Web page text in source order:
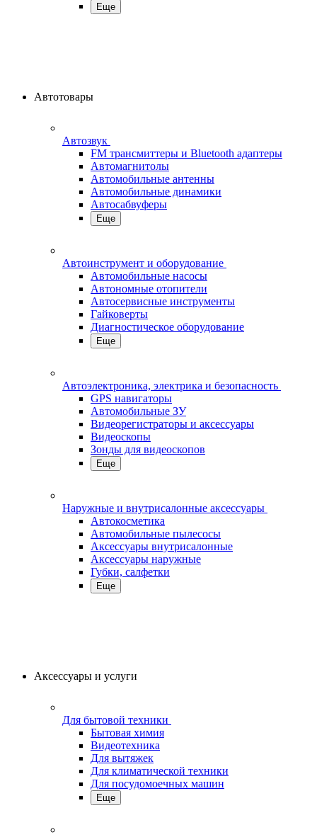
Еще
Автотовары
Автозвук
FM трансмиттеры и Bluetooth адаптеры
Автомагнитолы
Автомобильные антенны
Автомобильные динамики
Автосабвуферы
Еще
Автоинструмент и оборудование
Автомобильные насосы
Автономные отопители
Автосервисные инструменты
Гайковерты
Диагностическое оборудование
Еще
Автоэлектроника, электрика и безопасность
GPS навигаторы
Автомобильные ЗУ
Видеорегистраторы и аксессуары
Видеоскопы
Зонды для видеоскопов
Еще
Наружные и внутрисалонные аксессуары
Автокосметика
Автомобильные пылесосы
Аксесcуары внутрисалонные
Аксессуары наружные
Губки, салфетки
Еще
Аксессуары и услуги
Для бытовой техники
Бытовая химия
Видеотехника
Для вытяжек
Для климатической техники
Для посудомоечных машин
Еще